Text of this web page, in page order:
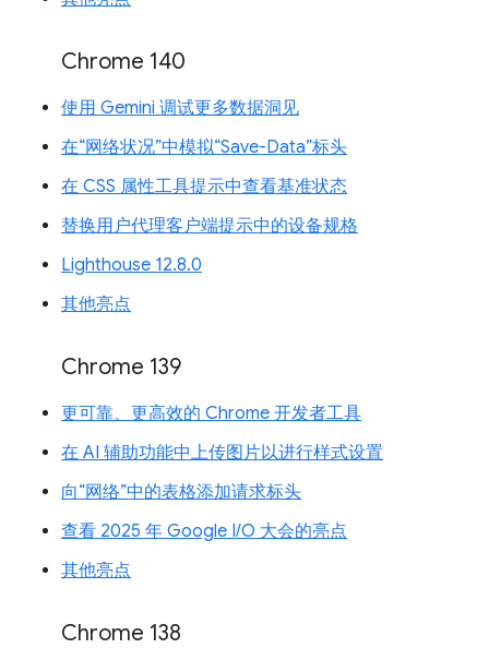
Chrome 140
使用 Gemini 调试更多数据洞见
在“网络状况”中模拟“Save-Data”标头
在 CSS 属性工具提示中查看基准状态
替换用户代理客户端提示中的设备规格
Lighthouse 12.8.0
其他亮点
Chrome 139
更可靠、更高效的 Chrome 开发者工具
在 AI 辅助功能中上传图片以进行样式设置
向“网络”中的表格添加请求标头
查看 2025 年 Google I/O 大会的亮点
其他亮点
Chrome 138